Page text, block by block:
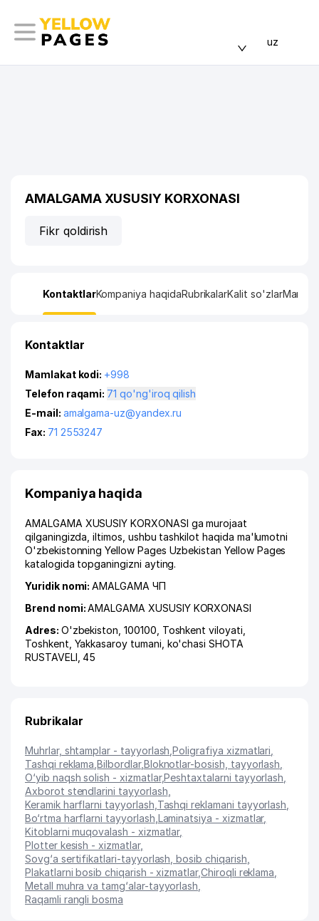
uz
AMALGAMA XUSUSIY KORXONASI
Fikr qoldirish
KontaktlarKompaniya haqidaRubrikalarKalit so'zlarManzil
Kontaktlar
Mamlakat kodi: +998
Telefon raqami:
71 qo'ng'iroq qilish
E-mail: amalgama-uz@yandex.ru
Fax: 71 2553247
Kompaniya haqida
AMALGAMA XUSUSIY KORXONASI ga murojaat
qilganingizda, iltimos, ushbu tashkilot haqida ma'lumotni
O'zbekistonning Yellow Pages Uzbekistan Yellow Pages
katalogida topganingizni ayting.
Yuridik nomi:AMALGAMA ЧП
Brend nomi:AMALGAMA XUSUSIY KORXONASI
Adres: O'zbekiston, 100100, Toshkent viloyati
Toshkent Yakkasaroy tumani ko'chasi SHOTA
RUSTAVELI , 45
Rubrikalar
Muhrlar, shtamplar - tayyorlash ,Poligrafiya xizmatlari
Tashqi reklama ,Bilbordlar,Bloknotlar-bosish, tayyorlash
O‘yib naqsh solish - xizmatlar,Peshtaxtalarni tayyorlash
Axborot stendlarini tayyorlash
Keramik harflarni tayyorlash Tashqi reklamani tayyorlash
Bo‘rtma harflarni tayyorlash Laminatsiya - xizmatlar,
Kitoblarni muqovalash - xizmatlar,
Plotter kesish - xizmatlar,
Sovg‘a sertifikatlari-tayyorlash, bosib chiqarish
Plakatlarni bosib chiqarish - xizmatlar,Chiroqli reklama
Metall muhra va tamg‘alar-tayyorlash
Raqamli rangli bosma